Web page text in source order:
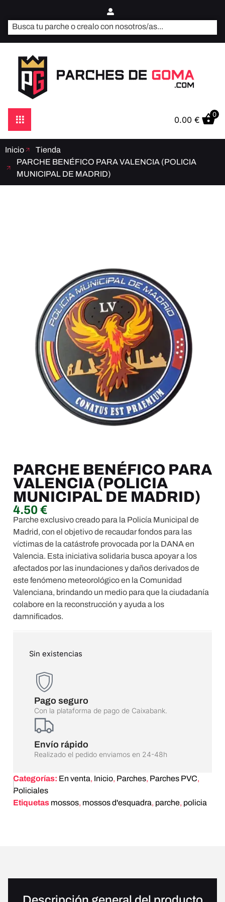
0.00 €
0
Inicio
Tienda
PARCHE BENÉFICO PARA VALENCIA (POLICIA
MUNICIPAL DE MADRID)
PARCHE BENÉFICO PARA
VALENCIA (POLICIA
MUNICIPAL DE MADRID)
4.50€
Parche exclusivo creado para la Policía Municipal de
Madrid, con el objetivo de recaudar fondos para las
víctimas de la catástrofe provocada por la DANA en
Valencia. Esta iniciativa solidaria busca apoyar a los
afectados por las inundaciones y daños derivados de
este fenómeno meteorológico en la Comunidad
Valenciana, brindando un medio para que la ciudadanía
colabore en la reconstrucción y ayuda a los
damnificados.
Sin existencias
Pago seguro
Con la plataforma de pago de Caixabank.
Envío rápido
Realizado el pedido enviamos en 24-48h
Categorías: En venta, Inicio, Parches, Parches PVC,
Policiales
Etiquetas mossos, mossos d'esquadra, parche, policia